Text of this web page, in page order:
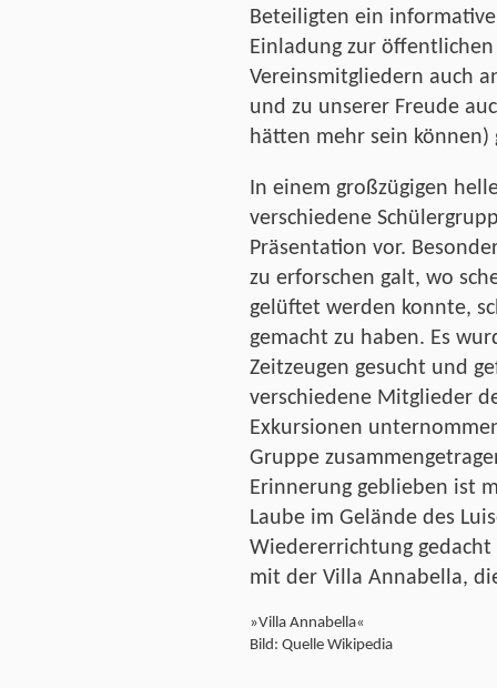
Beteiligten ein
Einladung zur
Vereinsmitgliedern auch
und zu unserer Freude
hätten mehr sein können)
In einem großzügigen
verschiedene
Präsentation vor.
zu erforschen galt, wo
gelüftet werden konnte,
gemacht zu haben. Es
Zeitzeugen gesucht und
verschiedene Mitglieder
Exkursionen
Gruppe
Erinnerung geblieben ist
Laube im Gelände des
Wiedererrichtung
mit der Villa Annabella,
»Villa Annabella«
Bild: Quelle Wikipedia